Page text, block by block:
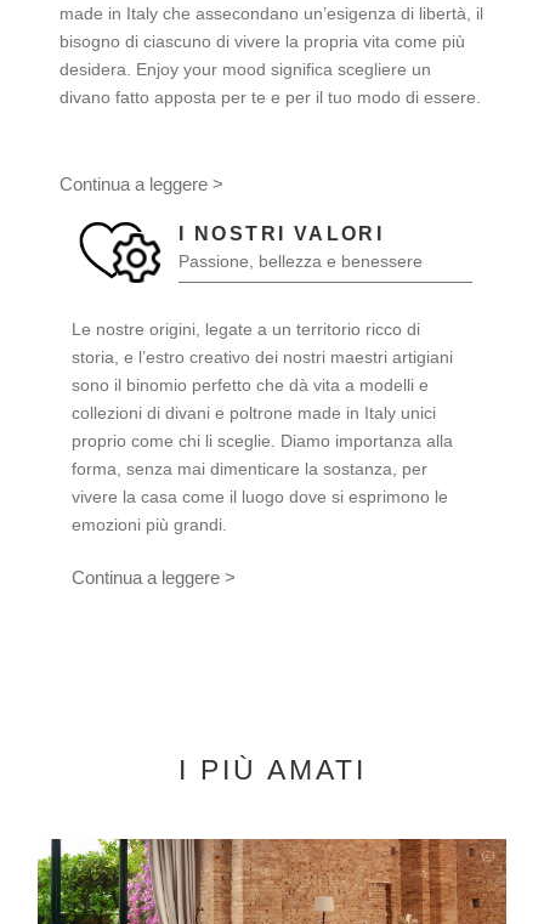
made in Italy che assecondano un’esigenza di libertà, il
bisogno di ciascuno di vivere la propria vita come più
desidera. Enjoy your mood significa scegliere un
divano fatto apposta per te e per il tuo modo di essere.
Continua a leggere >
I NOSTRI VALORI
Passione, bellezza e benessere
Le nostre origini, legate a un territorio ricco di
storia, e l’estro creativo dei nostri maestri artigiani
sono il binomio perfetto che dà vita a modelli e
collezioni di divani e poltrone made in Italy unici
proprio come chi li sceglie. Diamo importanza alla
forma, senza mai dimenticare la sostanza, per
vivere la casa come il luogo dove si esprimono le
emozioni più grandi.
Continua a leggere >
I PIÙ AMATI